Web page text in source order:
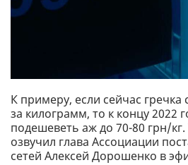
К примеру, если сейчас гречка
за килограмм, то к концу 2022
подешеветь аж до 70-80 грн/
озвучил глава Ассоциации
сетей Алексей Дорошенко в